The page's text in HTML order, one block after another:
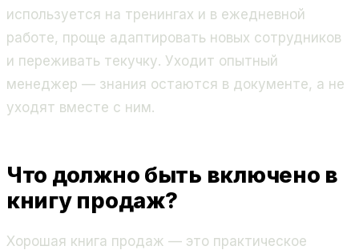
используется на тренингах и в ежедневной
работе, проще адаптировать новых сотрудников
и переживать текучку. Уходит опытный
менеджер — знания остаются в документе, а не
уходят вместе с ним.
Что должно быть включено в
книгу продаж?
Хорошая книга продаж — это практическое